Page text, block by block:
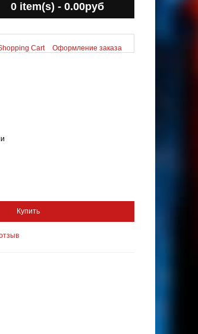
0 item(s) - 0.00руб
Cart Оформление заказа
Купить